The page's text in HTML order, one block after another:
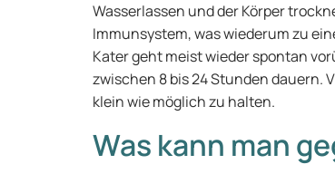
Wasserlassen und der Körper
Immunsystem, was wiederum zu
Kater geht meist wieder spontan
zwischen 8 bis 24 Stunden dauern.
klein wie möglich zu halten.
Was kann man